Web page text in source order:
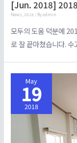
[Jun. 2018]
News 2018 / Byadmin
모두의 도움 덕분에
로 잘 끝마쳤습니다. 수
May
19
2018